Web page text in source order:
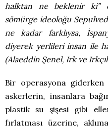
halktan ne beklenir ki”
sömürge ideoloğu
ne kadar farklıysa,
diyerek yerlileri insan ile
(Alaeddin Şenel, Irk ve
Bir operasyona giderken
askerlerin, insanlara
plastik su şişesi gibi
fırlatması üzerine,